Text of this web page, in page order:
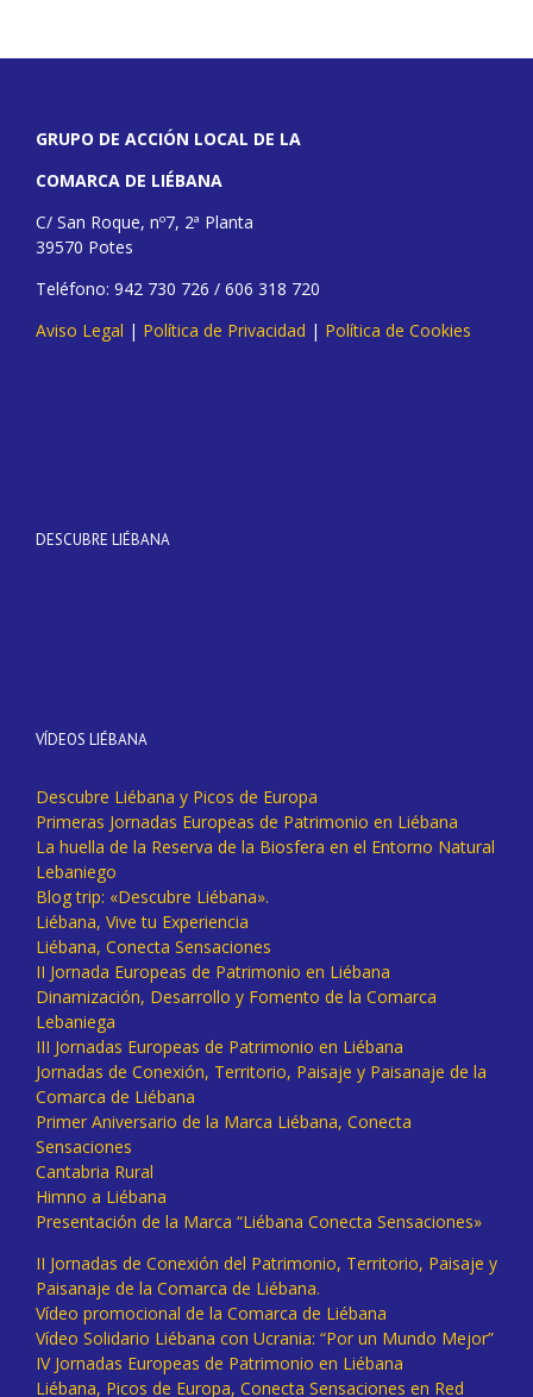
GRUPO DE ACCIÓN LOCAL DE LA
COMARCA DE LIÉBANA
C/ San Roque, nº7, 2ª Planta
39570 Potes
Teléfono: 942 730 726 / 606 318 720
Aviso Legal | Política de Privacidad | Política de Cookies
DESCUBRE LIÉBANA
VÍDEOS LIÉBANA
Descubre Liébana y Picos de Europa
Primeras Jornadas Europeas de Patrimonio en Liébana
La huella de la Reserva de la Biosfera en el Entorno Natural
Lebaniego
Blog trip: «Descubre Liébana».
Liébana, Vive tu Experiencia
Liébana, Conecta Sensaciones
II Jornada Europeas de Patrimonio en Liébana
Dinamización, Desarrollo y Fomento de la Comarca
Lebaniega
III Jornadas Europeas de Patrimonio en Liébana
Jornadas de Conexión, Territorio, Paisaje y Paisanaje de la
Comarca de Liébana
Primer Aniversario de la Marca Liébana, Conecta
Sensaciones
Cantabria Rural
Himno a Liébana
Presentación de la Marca “Liébana Conecta Sensaciones»
II Jornadas de Conexión del Patrimonio, Territorio, Paisaje y
Paisanaje de la Comarca de Liébana.
Vídeo promocional de la Comarca de Liébana
Vídeo Solidario Liébana con Ucrania: “Por un Mundo Mejor”
IV Jornadas Europeas de Patrimonio en Liébana
Liébana, Picos de Europa, Conecta Sensaciones en Red